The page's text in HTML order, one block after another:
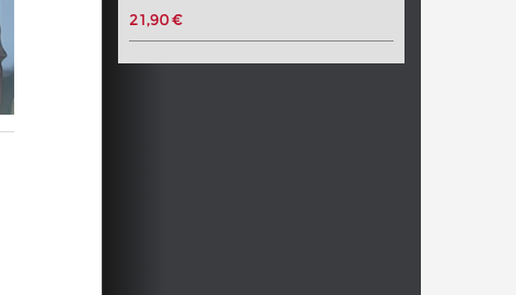
21,90 €